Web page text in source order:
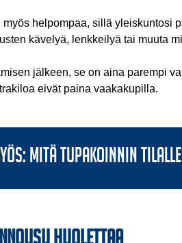
helpompaa, sillä yleiskuntosi
kävelyä, lenkkeilyä tai muuta
jälkeen, se on aina parempi
eivät paina vaakakupilla.
Mitä tupakoinnin